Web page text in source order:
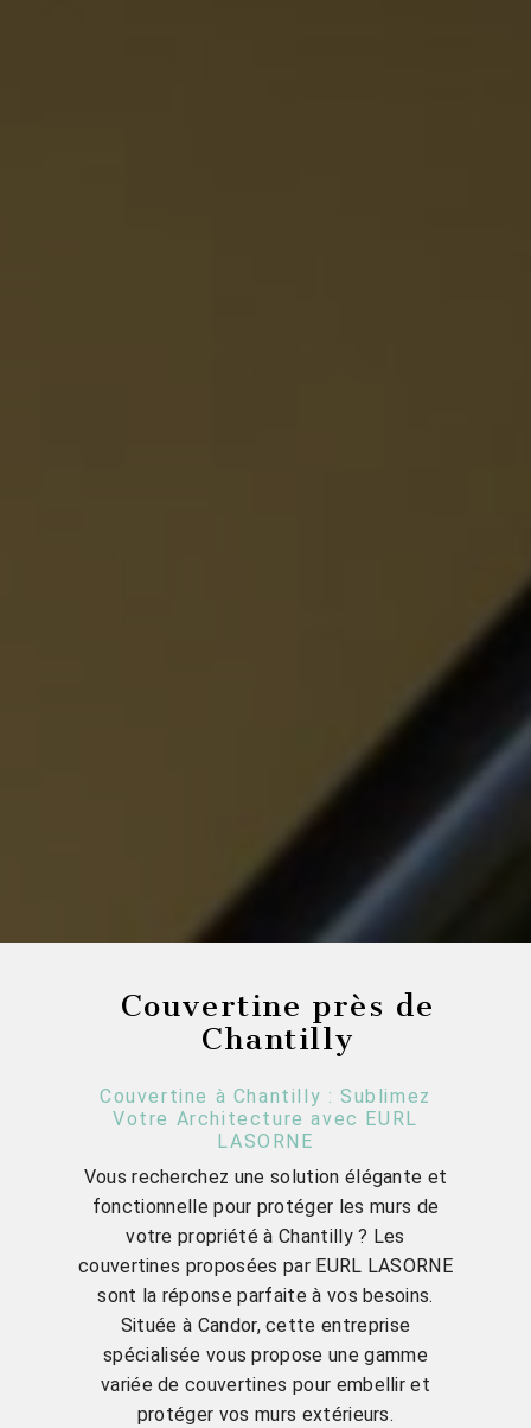
Couvertine près de
Chantilly
Couvertine à Chantilly : Sublimez
Votre Architecture avec EURL
LASORNE
Vous recherchez une solution élégante et
fonctionnelle pour protéger les murs de
votre propriété à Chantilly ? Les
couvertines proposées par EURL LASORNE
sont la réponse parfaite à vos besoins.
Située à Candor, cette entreprise
spécialisée vous propose une gamme
variée de couvertines pour embellir et
protéger vos murs extérieurs.